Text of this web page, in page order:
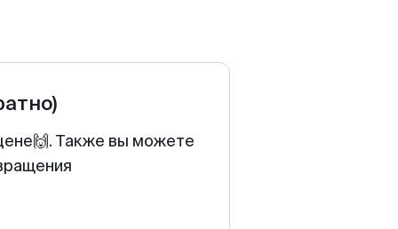
Также вы можете